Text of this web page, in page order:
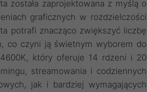
została zaprojektowana z myślą o
graficznych w rozdzielczości
potrafi znacząco zwiększyć liczbę
co czyni ją świetnym wyborem do
który oferuje 14 rdzeni i 20
streamowania i codziennych
jak i bardziej wymagających